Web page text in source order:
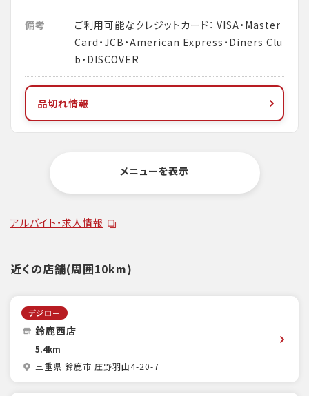
備考
ご利用可能なクレジットカード： VISA・Master
Card・JCB・American Express・Diners Clu
b・DISCOVER
品切れ情報
メニューを表示
アルバイト・求人情報
近くの店舗(周囲10km)
デジロー
鈴鹿西店
5.4km
三重県 鈴鹿市 庄野羽山4-20-7